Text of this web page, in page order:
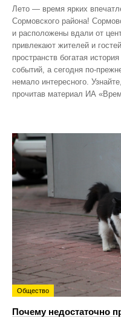
Лето — время ярких
Сормовского района!
и расположены вдали от
привлекают жителей и
пространств богатая
событий, а сегодня
немало интересного.
прочитав материал ИА
Общество
Почему недостаточно